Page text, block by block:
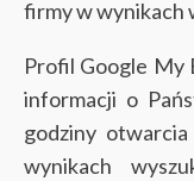
firmy w wynikach
Profil Google My
informacji o
godziny
wynikach